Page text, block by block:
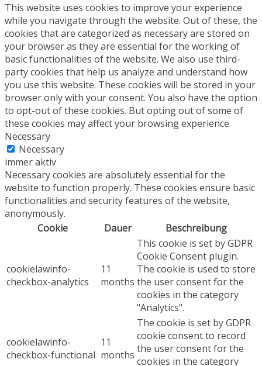
This website uses cookies to improve your experience
while you navigate through the website. Out of these, the
cookies that are categorized as necessary are stored on
your browser as they are essential for the working of
basic functionalities of the website. We also use third-
party cookies that help us analyze and understand how
you use this website. These cookies will be stored in your
browser only with your consent. You also have the option
to opt-out of these cookies. But opting out of some of
these cookies may affect your browsing experience.
Necessary
Necessary
immer aktiv
Necessary cookies are absolutely essential for the
website to function properly. These cookies ensure basic
functionalities and security features of the website,
anonymously.
Cookie
Dauer Beschreibung
cookielawinfo-
checkbox-analytics
11
months
This cookie is set by GDPR
Cookie Consent plugin.
The cookie is used to store
the user consent for the
cookies in the category
"Analytics".
cookielawinfo-
checkbox-functional
11
months
The cookie is set by GDPR
cookie consent to record
the user consent for the
cookies in the category